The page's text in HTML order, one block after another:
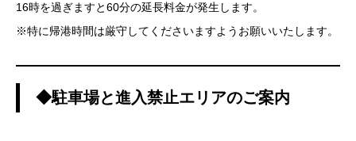
16時を過ぎますと60分の延長料金が発生します。
※特に帰港時間は厳守してくださいますようお願いいたします。
◆駐車場と進入禁止エリアのご案内